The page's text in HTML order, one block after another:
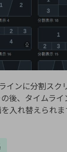
インに分割スク
後、タイムラ
入れ替えられま